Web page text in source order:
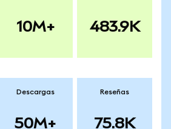
10M+ 483.9K
Descargas
50M+
Reseñas
75.8K